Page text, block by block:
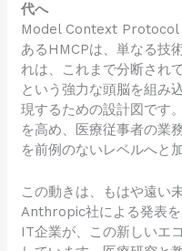
代へ
Model Context Protocol
あるHMCPは、単なる技
れは、これまで分断され
という強力な頭脳を組み
現するための設計図です
を高め、医療従事者の業
を前例のないレベルへと
この動きは、もはや遠い
Anthropic社による発表
IT企業が、この新しいエ